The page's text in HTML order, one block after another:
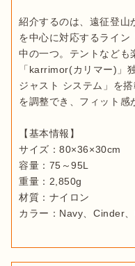
紹介するのは、遠征登山
を中心に対応するライ
中の一つ。テントなども
「karrimor(カリマー)」
ジャスト システム」を
を調整でき、フィット感
【基本情報】
サイズ：80×36×30cm
容量：75～95L
重量：2,850g
材質：ナイロン
カラー：Navy、Cinder